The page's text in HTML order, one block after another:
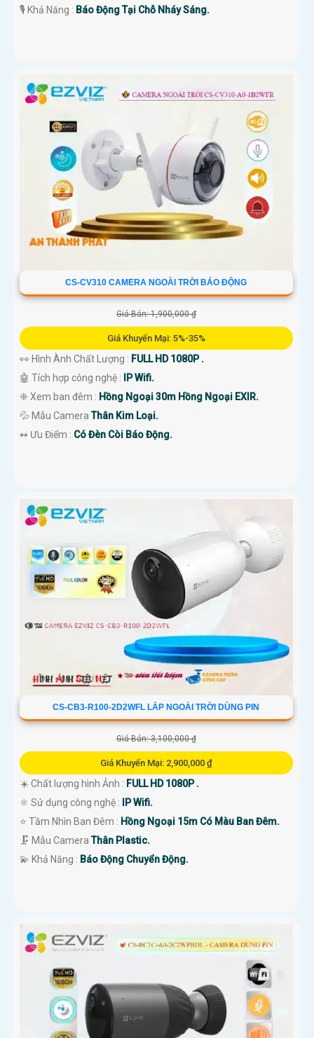
️🎙 Khả Năng : Báo Động Tại Chỗ Nháy Sáng.
CS-CV310 CAMERA NGOÀI TRỜI BÁO ĐỘNG
Giá Bán: 1,900,000 ₫
Giá Khuyến Mại: 5%-35%
👀 Hình Ành Chất Lượng : FULL HD 1080P .
🤖️ Tích hợp công nghệ :
IP Wifi.
❈ Xem ban đêm : Hồng Ngoại 30m Hồng Ngoại EXIR.
💦 Mẫu CameraThân Kim Loại.
️↭ Ưu Điểm : Có Đèn Còi Báo Động.
CS-CB3-R100-2D2WFL LẮP NGOÀI TRỜI DÙNG PIN
Giá Bán: 3,100,000 ₫
Giá Khuyến Mại: 2,900,000 ₫
☀️ Chất lượng hình Ảnh : FULL HD 1080P .
⚛️ Sử dụng công nghệ :
IP Wifi.
⭐ Tầm Nhìn Ban Đêm : Hồng Ngoại 15m Có Màu Ban Đêm.
🗜️ Mẫu CameraThân Plastic.
️💫 Khả Năng : Báo Động Chuyển Động.